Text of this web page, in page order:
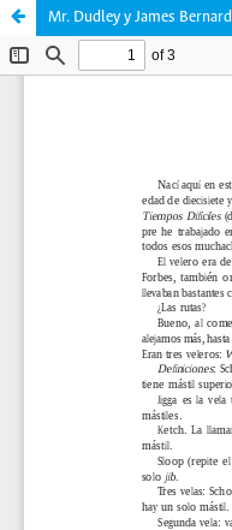
Mr. Dudley y James Bernard